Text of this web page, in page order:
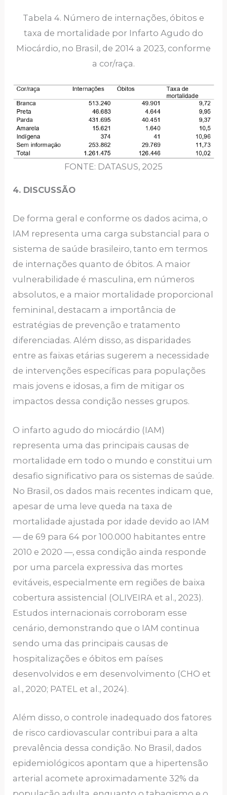
Tabela 4. Número de internações, óbitos e
taxa de mortalidade por Infarto Agudo do
Miocárdio, no Brasil, de 2014 a 2023, conforme
a cor/raça.
FONTE: DATASUS, 2025
4. DISCUSSÃO
De forma geral e conforme os dados acima, o
IAM representa uma carga substancial para o
sistema de saúde brasileiro, tanto em termos
de internações quanto de óbitos. A maior
vulnerabilidade é masculina, em números
absolutos, e a maior mortalidade proporcional
femininal, destacam a importância de
estratégias de prevenção e tratamento
diferenciadas. Além disso, as disparidades
entre as faixas etárias sugerem a necessidade
de intervenções específicas para populações
mais jovens e idosas, a fim de mitigar os
impactos dessa condição nesses grupos.
O infarto agudo do miocárdio (IAM)
representa uma das principais causas de
mortalidade em todo o mundo e constitui um
desafio significativo para os sistemas de saúde.
No Brasil, os dados mais recentes indicam que,
apesar de uma leve queda na taxa de
mortalidade ajustada por idade devido ao IAM
— de 69 para 64 por 100.000 habitantes entre
2010 e 2020 —, essa condição ainda responde
por uma parcela expressiva das mortes
evitáveis, especialmente em regiões de baixa
cobertura assistencial (OLIVEIRA et al., 2023).
Estudos internacionais corroboram esse
cenário, demonstrando que o IAM continua
sendo uma das principais causas de
hospitalizações e óbitos em países
desenvolvidos e em desenvolvimento (CHO et
al., 2020; PATEL et al., 2024).
Além disso, o controle inadequado dos fatores
de risco cardiovascular contribui para a alta
prevalência dessa condição. No Brasil, dados
epidemiológicos apontam que a hipertensão
arterial acomete aproximadamente 32% da